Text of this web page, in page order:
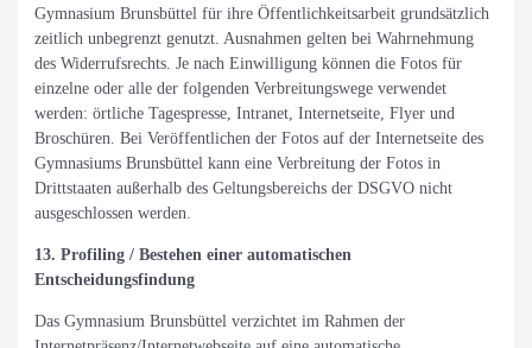
Gymnasium Brunsbüttel für ihre Öffentlichkeitsarbeit grundsätzlich
zeitlich unbegrenzt genutzt. Ausnahmen gelten bei Wahrnehmung
des Widerrufsrechts. Je nach Einwilligung können die Fotos für
einzelne oder alle der folgenden Verbreitungswege verwendet
werden: örtliche Tagespresse, Intranet, Internetseite, Flyer und
Broschüren. Bei Veröffentlichen der Fotos auf der Internetseite des
Gymnasiums Brunsbüttel kann eine Verbreitung der Fotos in
Drittstaaten außerhalb des Geltungsbereichs der DSGVO nicht
ausgeschlossen werden.
13. Profiling / Bestehen einer automatischen
Entscheidungsfindung
Das Gymnasium Brunsbüttel verzichtet im Rahmen der